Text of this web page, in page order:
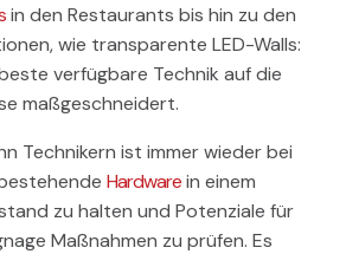
in den Restaurants bis hin zu den
wie transparente LED-Walls:
verfügbare Technik auf die
maßgeschneidert.
Technikern ist immer wieder bei
Hardwarein einem
zu halten und Potenziale für
Maßnahmen zu prüfen. Es